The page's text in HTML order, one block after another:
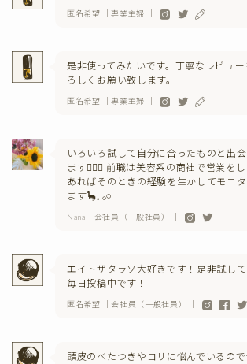
匿名希望 ｜専業主婦 ｜
是非使ってみたいです。丁寧なレビュ
ろしくお願い致します。
匿名希望 ｜専業主婦 ｜
いろいろ試して自分に合ったものと出
ます🙋🏼‍♀️ 前職は美容系の商社で営業を
あればそのときの経験を生かしてモニ
ます🦕𓈒 𓂂𓏸
Nana｜会社員（一般社員） ｜
エイトザタラソ大好きです！是非試し
毎日投稿中です！
匿名希望 ｜会社員（一般社員） ｜
頭皮のべたつきやコリに悩んでいるの